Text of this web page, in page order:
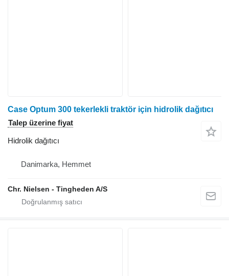
Case Optum 300 tekerlekli traktör için hidrolik dağıtıcı
Talep üzerine fiyat
Hidrolik dağıtıcı
Danimarka, Hemmet
Chr. Nielsen - Tingheden A/S